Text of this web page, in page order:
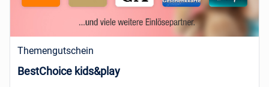
Themengutschein
BestChoice kids&play